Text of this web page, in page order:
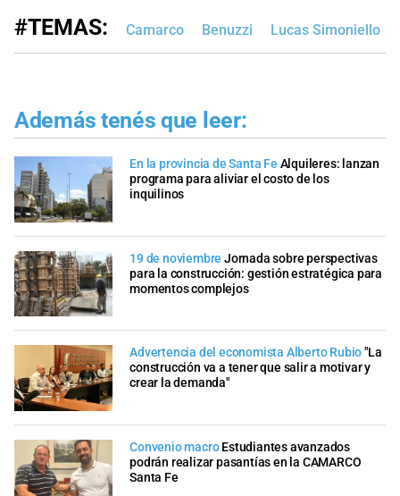
#TEMAS: Camarco Benuzzi Lucas Simoniello
Además tenés que leer:
En la provincia de Santa Fe Alquileres: lanzan
programa para aliviar el costo de los
inquilinos
19 de noviembre Jornada sobre perspectivas
para la construcción: gestión estratégica para
momentos complejos
Advertencia del economista Alberto Rubio"La
construcción va a tener que salir a motivar y
crear la demanda"
Convenio macro Estudiantes avanzados
podrán realizar pasantías en la CAMARCO
Santa Fe